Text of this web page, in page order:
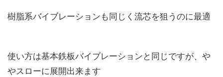
樹脂系バイブレーションも同じく流芯を狙うのに最適
使い方は基本鉄板バイブレーションと同じですが、や
やスローに展開出来ます